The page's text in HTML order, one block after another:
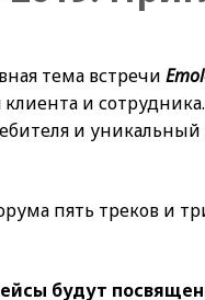
тема встречи
и
и
пять треков и
будут